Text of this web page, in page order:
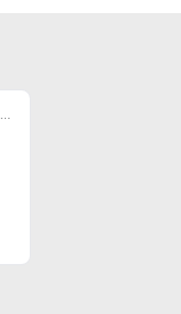
Аккумуляторная труборез MILWAUKEE C12PPC-0